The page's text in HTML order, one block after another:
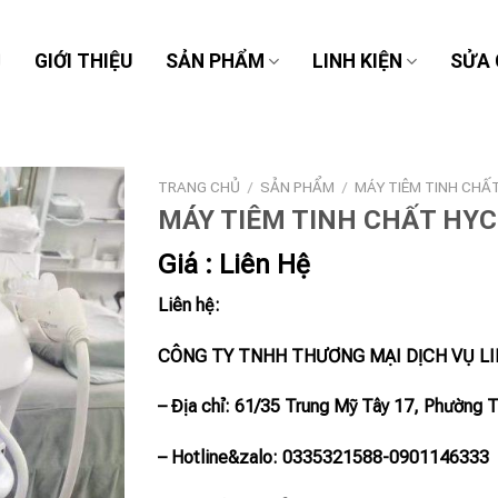
GIỚI THIỆU SẢN PHẨM LINH KIỆN SỬA
TRANG CHỦ / SẢN PHẨM / MÁY TIÊM TINH
MÁY TIÊM TINH CHẤT
Giá : Liên Hệ
Liên hệ:
CÔNG TY TNHH THƯƠNG MẠI DỊCH VỤ
– Địa chỉ: 61/35 Trung Mỹ Tây 17, Phường
– Hotline&zalo: 0335321588-0901146333